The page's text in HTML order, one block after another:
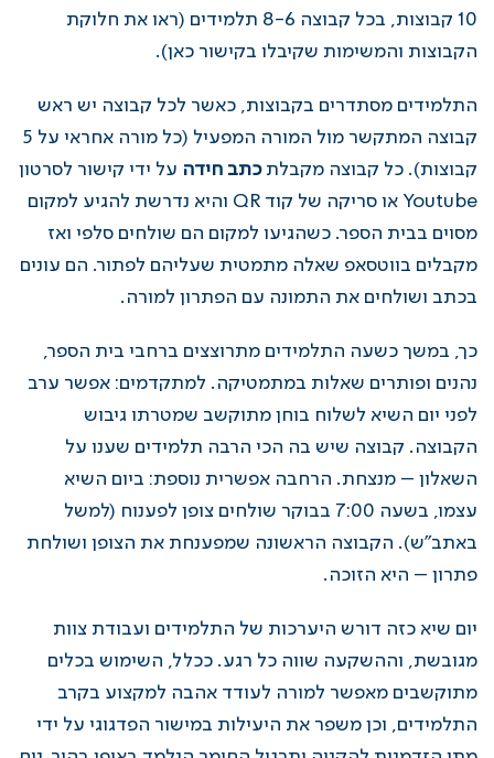
10 קבוצות, בכל קבוצה 8-6 תלמידים (ראו את חלוקת
הקבוצות והמשימות שקיבלו בקישור כאן).
התלמידים מסתדרים בקבוצות, כאשר לכל קבוצה יש ראש
קבוצה המתקשר מול המורה המפעיל (כל מורה אחראי על 5
קבוצות). כל קבוצה מקבלתכתב חידה על ידי קישור לסרטון
Youtube או סריקה של קוד QR והיא נדרשת להגיע למקום
מסוים בבית הספר. כשהגיעו למקום הם שולחים סלפי ואז
מקבלים בווטסאפ שאלה מתמטית שעליהם לפתור. הם עונים
בכתב ושולחים את התמונה עם הפתרון למורה.
כך, במשך כשעה התלמידים מתרוצצים ברחבי בית הספר,
נהנים ופותרים שאלות במתמטיקה. למתקדמים: אפשר ערב
לפני יום השיא לשלוח בוחן מתוקשב שמטרתו גיבוש
הקבוצה. קבוצה שיש בה הכי הרבה תלמידים שענו על
השאלון – מנצחת. הרחבה אפשרית נוספת: ביום השיא
עצמו, בשעה 7:00 בבוקר שולחים צופן לפענוח (למשל
באתב"ש). הקבוצה הראשונה שמפענחת את הצופן ושולחת
פתרון – היא הזוכה.
יום שיא כזה דורש היערכות של התלמידים ועבודת צוות
מגובשת, וההשקעה שווה כל רגע. ככלל, השימוש בכלים
מתוקשבים מאפשר למורה לעודד אהבה למקצוע בקרב
התלמידים, וכן משפר את היעילות במישור הפדגוגי על ידי